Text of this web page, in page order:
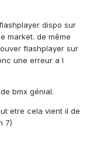
dispo sur
market. de même
flashplayer sur
une erreur a l
bmx génial.
etre cela vient il de
7)